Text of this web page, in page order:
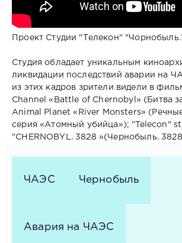
Проект Студии "Телекон"
Студия обладает уникальным
ликвидации последствий аварии на
из этих кадров зрители видели в
Channel «Battle of Chernobyl» (Битва
Animal Planet «River Monsters»
серия «Атомный убийца»); "Telecon"
"CHERNOBYL. 3828 »(Чернобыль.
ЧАЭС Чернобыль
Авария на ЧАЭС